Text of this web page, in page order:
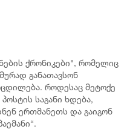
ქრონიკები", რომელიც
განათავსონ
როდესაც მეტოქე
საგანი ხდება,
ერთმანეთს და გაიგონ